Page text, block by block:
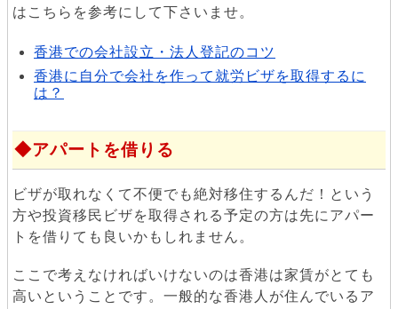
はこちらを参考にして下さいませ。
香港での会社設立・法人登記のコツ
香港に自分で会社を作って就労ビザを取得するに
は？
アパートを借りる
ビザが取れなくて不便でも絶対移住するんだ！という
方や投資移民ビザを取得される予定の方は先にアパー
トを借りても良いかもしれません。
ここで考えなければいけないのは香港は家賃がとても
高いということです。一般的な香港人が住んでいるア